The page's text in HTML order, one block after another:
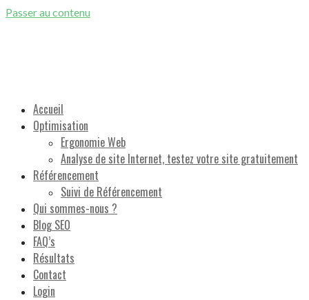
Passer au contenu
Accueil
Optimisation
Ergonomie Web
Analyse de site Internet, testez votre site gratuitement
Référencement
Suivi de Référencement
Qui sommes-nous ?
Blog SEO
FAQ’s
Résultats
Contact
Login